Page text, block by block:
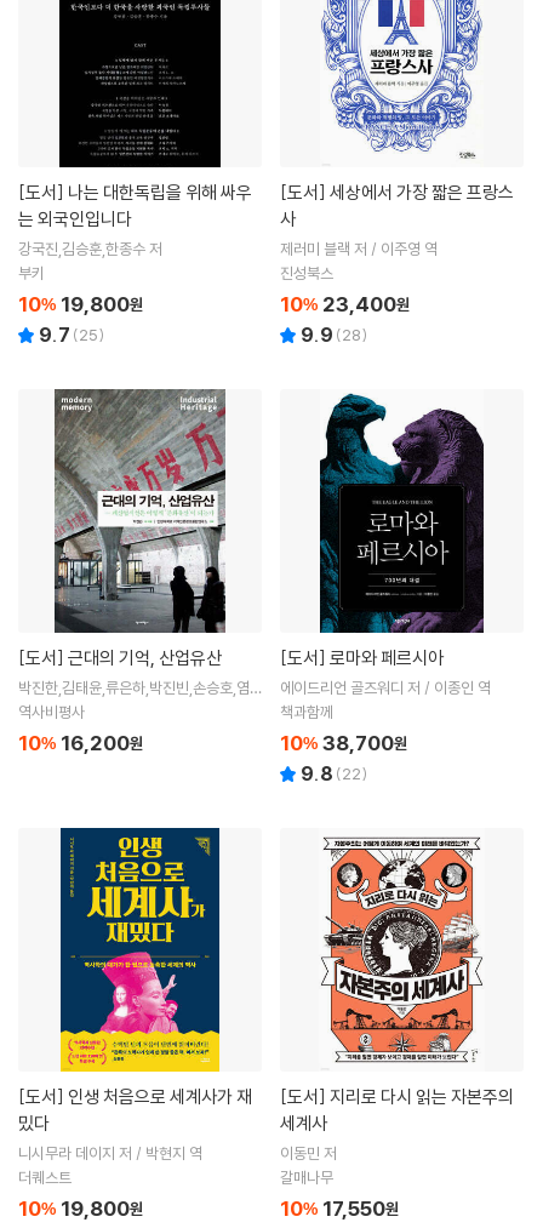
[도서]
는 외국인입니다
강국진,김승훈,한종수 저
부키
10% 19,800원
9.7 (25)
[도서]
사
제러미 블랙 저 / 이주영 역
진성북스
10% 23,400원
9.9 (28)
[도서] 근대의 기억, 산업유산
박진한,김태윤,류은하,박진빈,손승호,염운
옥,유현정,이연경,정용숙,황위위 저
역사비평사
10% 16,200원
[도서] 로마와 페르시아
에이드리언 골즈워디 저 / 이종인 역
책과함께
10% 38,700원
9.8 (22)
[도서]
밌다
니시무라 데이지 저 / 박현지 역
더퀘스트
10% 19,800원
[도서]
세계사
이동민 저
갈매나무
10% 17,550원